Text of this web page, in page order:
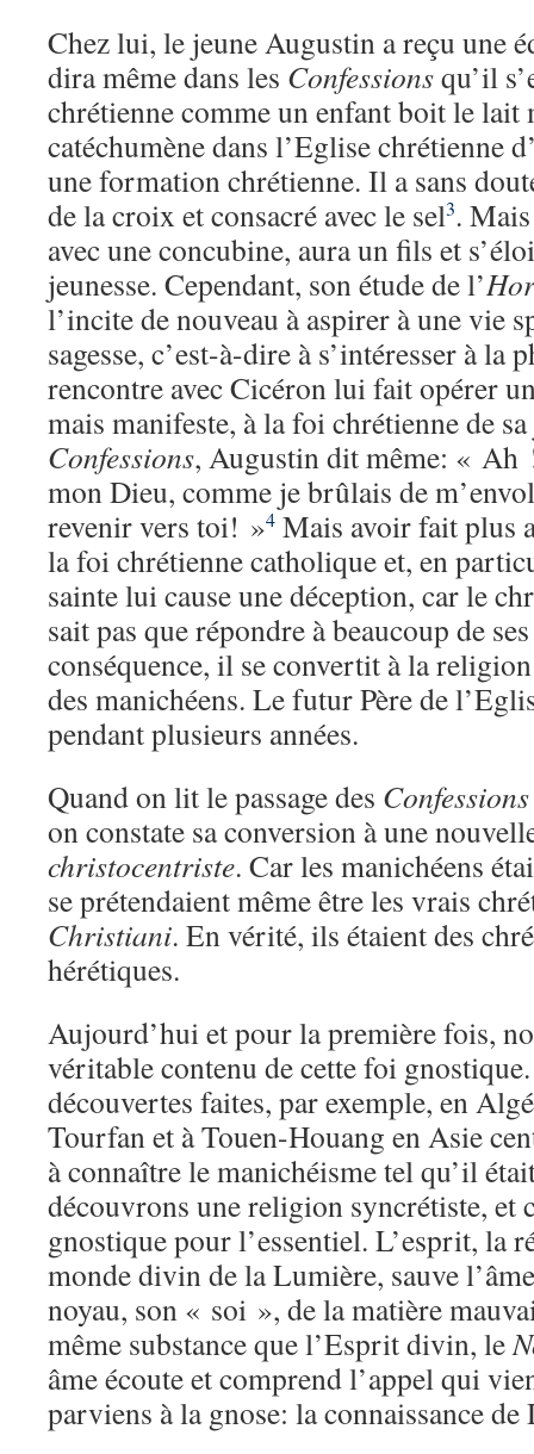
Chez lui, le jeune Augustin a reçu une
dira même dans les Confessionsqu’il
chrétienne comme un enfant boit le lait
catéchumène dans l’Eglise chrétienne
une formation chrétienne. Il a sans
de la croix et consacré avec le sel3.
avec une concubine, aura un fils et
jeunesse. Cependant, son étude de l’
l’incite de nouveau à aspirer à une vie
sagesse, c’est-à-dire à s’intéresser à la
rencontre avec Cicéron lui fait opérer
mais manifeste, à la foi chrétienne de
Confessions, Augustin dit même: « Ah
mon Dieu, comme je brûlais de
revenir vers toi! »4 Mais avoir fait plus
la foi chrétienne catholique et, en
sainte lui cause une déception, car le
sait pas que répondre à beaucoup de
conséquence, il se convertit à la
des manichéens. Le futur Père de
pendant plusieurs années.
Quand on lit le passage des Confessions
on constate sa conversion à une
christocentriste. Car les manichéens
se prétendaient même être les vrais
Christiani. En vérité, ils étaient des
hérétiques.
Aujourd’hui et pour la première fois,
véritable contenu de cette foi
découvertes faites, par exemple, en
Tourfan et à Touen-Houang en Asie
à connaître le manichéisme tel qu’il
découvrons une religion syncrétiste, et
gnostique pour l’essentiel. L’esprit, la
monde divin de la Lumière, sauve
noyau, son « soi », de la matière
même substance que l’Esprit divin, le
âme écoute et comprend l’appel qui
parviens à la gnose: la connaissance